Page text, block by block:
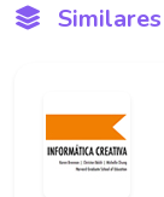
Similares